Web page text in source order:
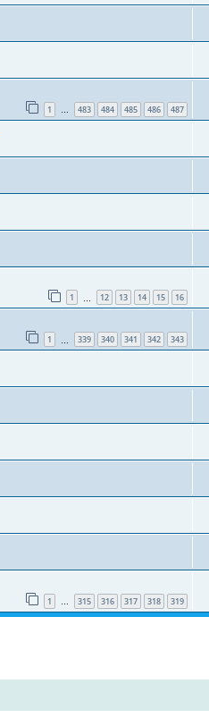
1 … 483 484 485 486 487
1 12 13 14 15 16
1 339 340 341 342 343
1 … 315 316 317 318 319